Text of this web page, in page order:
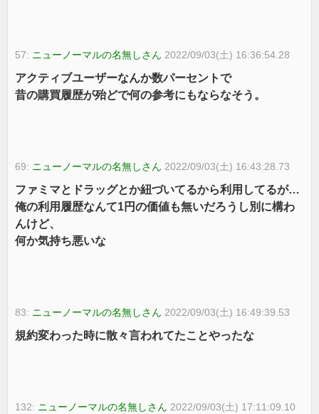
57: ニューノーマルの名無しさん 2022/09/03(土) 16:36:54.28
アクティブユーザーなんか数パーセントで
昔の購買履歴が殆どで何の参考にもならなそう。
69: ニューノーマルの名無しさん 2022/09/03(土) 16:43:28.73
ファミマとドラッグとか紐づいてるから利用してるが…
俺の利用履歴なんて1円の価値も無いだろうし別に構わ
んけど、
何か気持ち悪いな
83: ニューノーマルの名無しさん 2022/09/03(土) 16:49:39.53
規約変わった時に散々言われてたことやったな
132: ニューノーマルの名無しさん 2022/09/03(土) 17:11:09.10